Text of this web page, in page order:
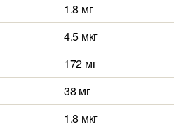
1.8 мг
4.5 мкг
172 мг
38 мг
1.8 мкг